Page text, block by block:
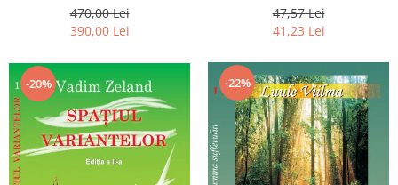
Luceafarului de Dimineata -
Gratuit)
470,00 Lei
390,00 Lei
chiar dragostea ta. Editia a 2-
a
47,57 Lei
41,23 Lei
-20% -22%